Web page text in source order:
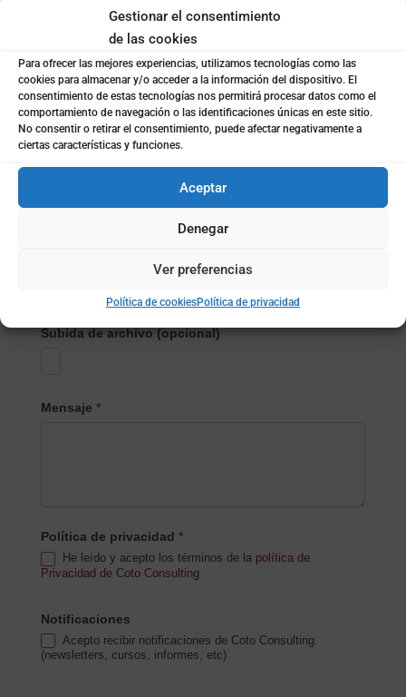
Gestionar el consentimiento
de las cookies
Para ofrecer las mejores experiencias, utilizamos tecnologías como las
cookies para almacenar y/o acceder a la información del dispositivo. El
consentimiento de estas tecnologías nos permitirá procesar datos como el
comportamiento de navegación o las identificaciones únicas en este sitio.
No consentir o retirar el consentimiento, puede afectar negativamente a
ciertas características y funciones.
Aceptar
Denegar
Ver preferencias
Política de cookiesPolítica de privacidad
Localidad*
¿Empresa o particular?*
Subida de archivo (opcional)
Mensaje *
Política de privacidad *
He leído y acepto los términos de la política de
Privacidad de Coto Consulting
Notificaciones
Acepto recibir notificaciones de Coto Consulting.
(newsletters, cursos, informes, etc)